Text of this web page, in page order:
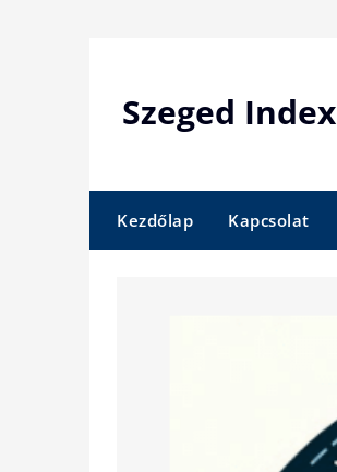
Szeged Index
Kezdőlap Kapcsolat